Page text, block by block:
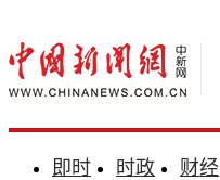
即时 时政 财经